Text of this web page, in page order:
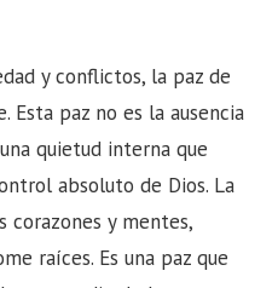
y conflictos, la paz de
Esta paz no es la ausencia
quietud interna que
absoluto de Dios. La
corazones y mentes,
raíces. Es una paz que